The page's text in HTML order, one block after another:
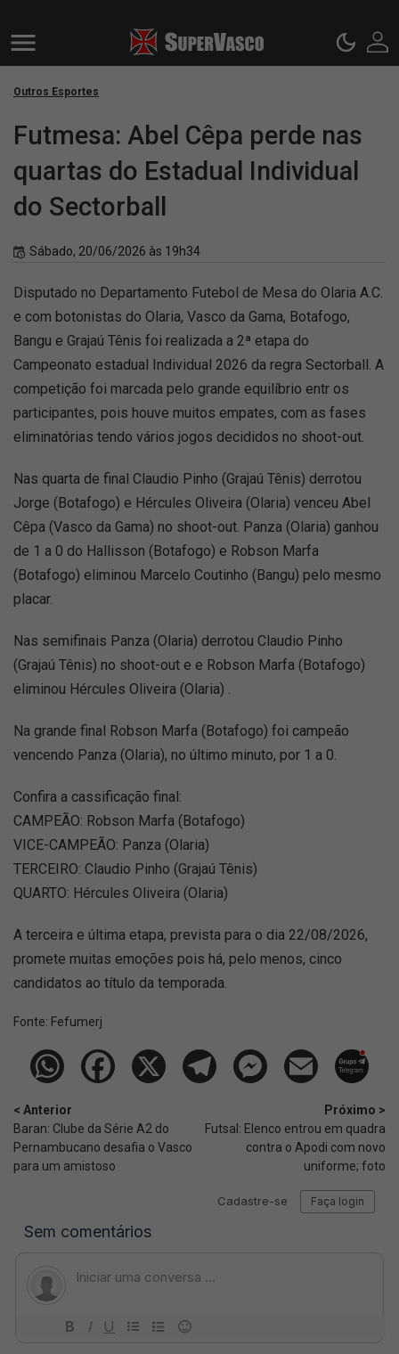
Outros Esportes
Futmesa: Abel Cêpa perde nas
quartas do Estadual Individual
do Sectorball
Sábado, 20/06/2026 às 19h34
Disputado no Departamento Futebol de Mesa do Olaria A.C.
e com botonistas do Olaria, Vasco da Gama, Botafogo,
Bangu e Grajaú Tênis foi realizada a 2ª etapa do
Campeonato estadual Individual 2026 da regra Sectorball. A
competição foi marcada pelo grande equilíbrio entr os
participantes, pois houve muitos empates, com as fases
eliminatórias tendo vários jogos decididos no shoot-out.
Nas quarta de final Claudio Pinho (Grajaú Tênis) derrotou
Jorge (Botafogo) e Hércules Oliveira (Olaria) venceu Abel
Cêpa (Vasco da Gama) no shoot-out. Panza (Olaria) ganhou
de 1 a 0 do Hallisson (Botafogo) e Robson Marfa
(Botafogo) eliminou Marcelo Coutinho (Bangu) pelo mesmo
placar.
Nas semifinais Panza (Olaria) derrotou Claudio Pinho
(Grajaú Tênis) no shoot-out e e Robson Marfa (Botafogo)
eliminou Hércules Oliveira (Olaria) .
Na grande final Robson Marfa (Botafogo) foi campeão
vencendo Panza (Olaria), no último minuto, por 1 a 0.
Confira a cassificação final:
CAMPEÃO: Robson Marfa (Botafogo)
VICE-CAMPEÃO: Panza (Olaria)
TERCEIRO: Claudio Pinho (Grajaú Tênis)
QUARTO: Hércules Oliveira (Olaria)
A terceira e última etapa, prevista para o dia 22/08/2026,
promete muitas emoções pois há, pelo menos, cinco
candidatos ao título da temporada.
Fonte: Fefumerj
< Anterior
Baran: Clube da Série A2 do
Pernambucano desafia o Vasco
para um amistoso
Próximo >
Futsal: Elenco entrou em quadra
contra o Apodi com novo
uniforme; foto